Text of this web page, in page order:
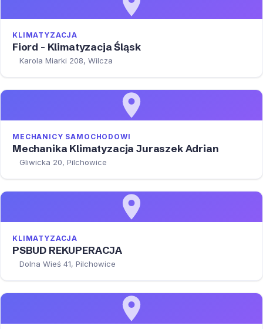
KLIMATYZACJA
Fiord - Klimatyzacja Śląsk
Karola Miarki 208, Wilcza
MECHANICY SAMOCHODOWI
Mechanika Klimatyzacja Juraszek Adrian
Gliwicka 20, Pilchowice
KLIMATYZACJA
PSBUD REKUPERACJA
Dolna Wieś 41, Pilchowice